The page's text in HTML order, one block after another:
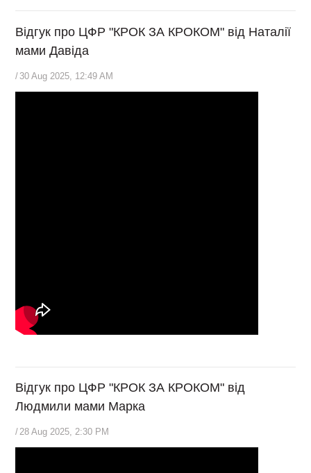
Відгук про ЦФР "КРОК ЗА КРОКОМ" від Наталії
мами Давіда
/ 30 Aug 2025, 12:49 AM
Відгук про ЦФР "КРОК ЗА КРОКОМ" від
Людмили мами Марка
/ 28 Aug 2025, 2:30 PM